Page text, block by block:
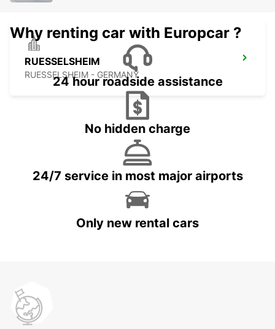
RUESSELSHEIM
RUESSELSHEIM - GERMANY
Why renting car with Europcar ?
24 hour roadside assistance
No hidden charge
24/7 service in most major airports
Only new rental cars